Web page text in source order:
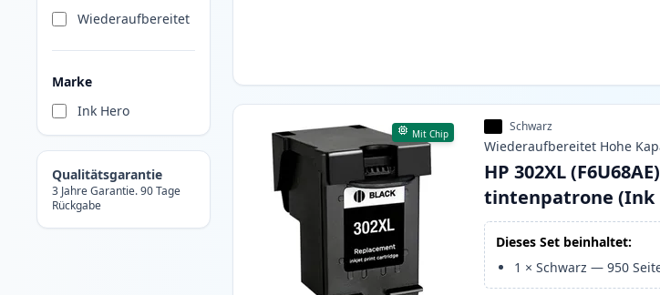
Wiederaufbereitet
Marke
Ink Hero
Qualitätsgarantie
3 Jahre Garantie. 90 Tage
Rückgabe
Mit Chip Schwarz
Wiederaufbereitet Hohe
HP 302XL
tintenpatrone (Ink
Dieses Set beinhaltet:
1 ×Schwarz —950